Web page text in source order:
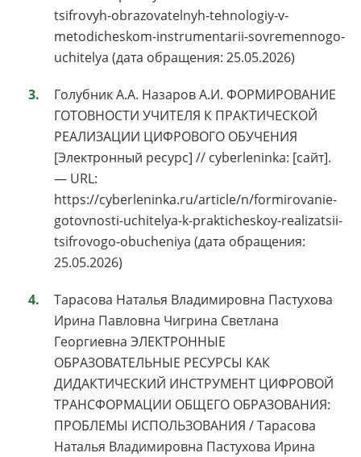
tsifrovyh-obrazovatelnyh-tehnologiy-v-
metodicheskom-instrumentarii-sovremennogo-
uchitelya (дата обращения: 25.05.2026)
Голубник А.А. Назаров А.И. ФОРМИРОВАНИЕ
ГОТОВНОСТИ УЧИТЕЛЯ К ПРАКТИЧЕСКОЙ
РЕАЛИЗАЦИИ ЦИФРОВОГО ОБУЧЕНИЯ
[Электронный ресурс] // cyberleninka: [сайт].
— URL:
https://cyberleninka.ru/article/n/formirovanie-
gotovnosti-uchitelya-k-prakticheskoy-realizatsii-
tsifrovogo-obucheniya (дата обращения:
25.05.2026)
Тарасова Наталья Владимировна Пастухова
Ирина Павловна Чигрина Светлана
Георгиевна ЭЛЕКТРОННЫЕ
ОБРАЗОВАТЕЛЬНЫЕ РЕСУРСЫ КАК
ДИДАКТИЧЕСКИЙ ИНСТРУМЕНТ ЦИФРОВОЙ
ТРАНСФОРМАЦИИ ОБЩЕГО ОБРАЗОВАНИЯ:
ПРОБЛЕМЫ ИСПОЛЬЗОВАНИЯ / Тарасова
Наталья Владимировна Пастухова Ирина